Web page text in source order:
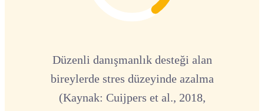
Düzenli danışmanlık desteği alan
bireylerde stres düzeyinde azalma
(Kaynak: Cuijpers et al., 2018,